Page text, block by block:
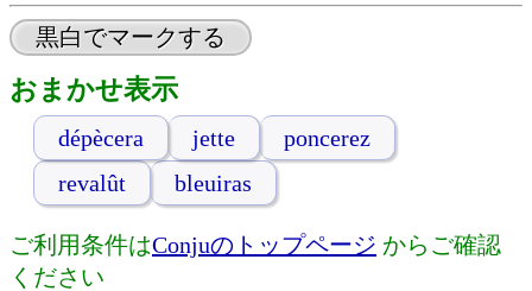
黒白でマークする
おまかせ表示
dépècera jette
poncerez
revalût
bleuiras
ご利用条件はConjuのトップページ からご確認
ください